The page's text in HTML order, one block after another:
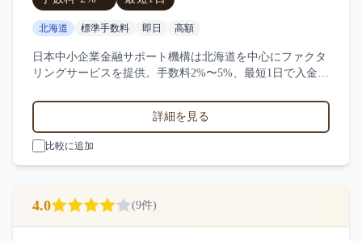
北海道 標準手数料 即日 高額
日本中小企業金融サポート機構は北海道を中心にファクタ
リングサービスを提供。手数料2%〜5%、最短1日で入金、
ど対応実績。9件の口コミ・評判から日本中小企業金融サ
ポート機構の特徴を比較できます。
詳細を見る
比較に追加
4.0 (9件)